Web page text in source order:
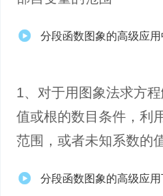
分段函数图象的高级应
1、对于用图象法求方
值或根的数目条件，利
范围，或者未知系数的
分段函数图象的高级应用下—